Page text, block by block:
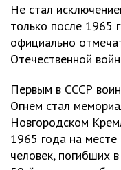
Не стал
только после 1965
официально
Отечественной
Первым в СССР
Огнем стал
Новгородском
1965 года на месте
человек, погибших